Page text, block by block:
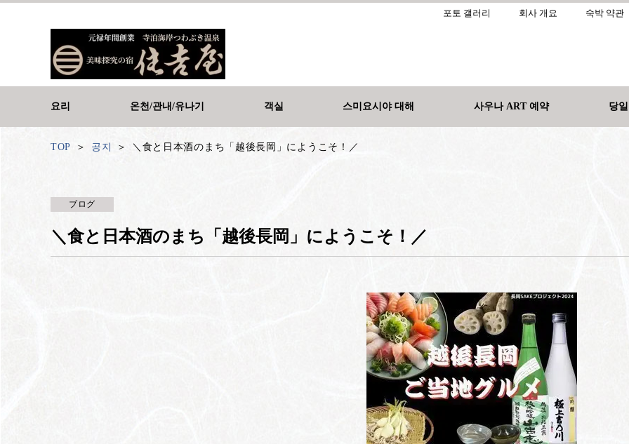
포토 갤러리 회사 개요 숙박 약관
요리 온천/관내/유나기 객실 스미요시야 대해 사우나 ART 예약 당
TOP 공지 ＼食と日本酒のまち「越後長岡」にようこそ！／
ブログ
＼食と日本酒のまち「越後長岡」にようこそ！／